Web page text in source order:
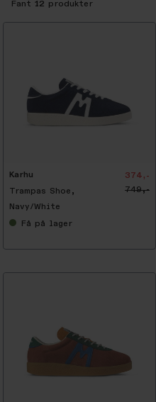
Fant 12 produkter
Karhu
Trampas Shoe,
Navy/White
374,-
749,-
Få på lager